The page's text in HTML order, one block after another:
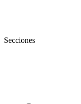
Secciones